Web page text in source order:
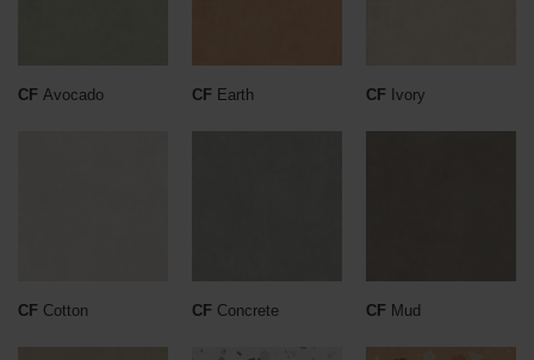
CF Avocado CF Earth CF Ivory
CF Cotton CF Concrete CF Mud